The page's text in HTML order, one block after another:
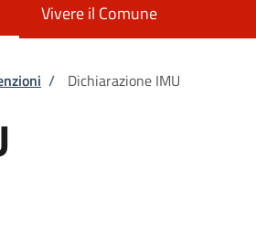
Vivere il Comune
/ Dichiarazione IMU